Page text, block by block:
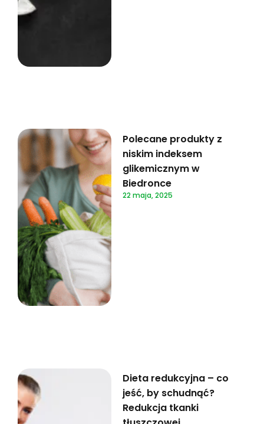
Polecane produkty z
niskim indeksem
glikemicznym w
Biedronce
22 maja, 2025
Dieta redukcyjna – co
jeść, by schudnąć?
Redukcja tkanki